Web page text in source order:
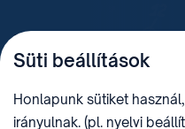
TELEFON
+36 (1) 312 4400
sztnh@hipo.gov.hu
Süti beállítások
Honlapunk sütiket
irányulnak. (pl. nyelvi